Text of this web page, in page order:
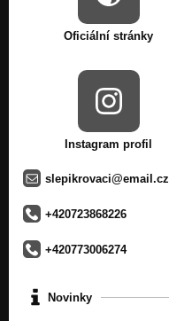
Nezařazeno
Nezařazeno
Antipop
Nezařazeno
Atamani
Nezařazeno
Oficiální stránky
Instagram profil
slepikrovaci@email.cz
+420723868226
+420773006274
Novinky